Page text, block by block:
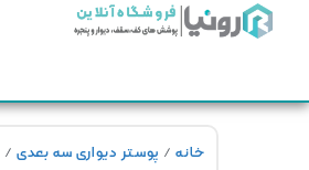
خانه/ پوستر دیواری سه بعدی/